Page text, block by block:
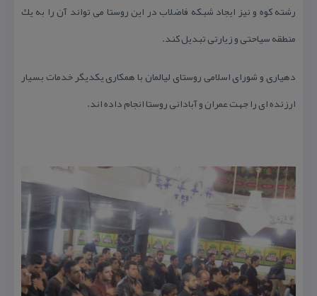
رشته كوه و نیز ایجاد شبكه فاضلاب در این روستا می تواند آن را به یك
منطقه سیاحتی و زیارتی تبدیل كند.
دهیاری و شورای اسلامی روستای لیالمان با همكاری یكدیگر خدمات بسیار
ارزنده ای را جهت عمران و آبادانی روستا انجام داده اند.